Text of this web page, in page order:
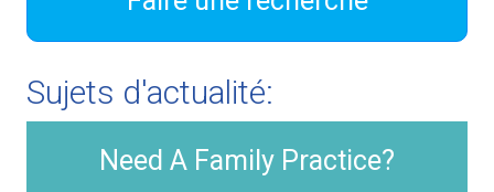
Sujets d'actualité:
Need A Family Practice?